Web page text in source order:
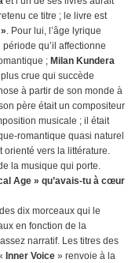
ce titre ; le livre est
. Pour lui, l’âge lyrique
qu’il affectionne
; Milan Kundera
crue qui succède
à partir de son monde à
père était un compositeur
musicale ; il était
romantique quasi naturel
orienté vers la littérature.
la musique qui porte.
Age » qu’avais-tu à cœur
dix morceaux qui le
en fonction de la
narratif. Les titres des
Inner Voice » renvoie à la